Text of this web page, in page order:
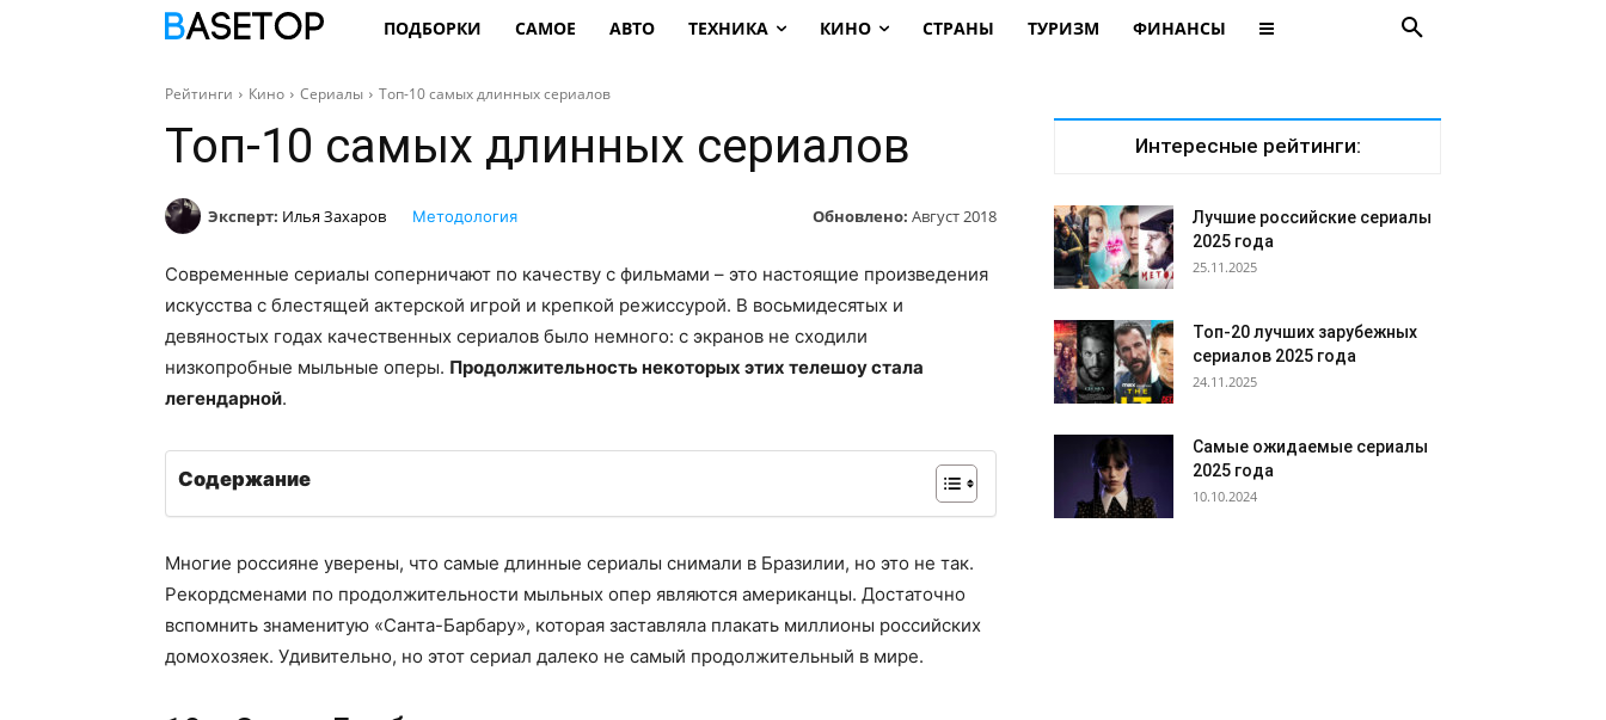
ПОДБОРКИ САМОЕ АВТО ТЕХНИКА КИНО СТРАНЫ ТУРИЗМ ФИНАНСЫ
Рейтинги Кино Сериалы Топ-10 самых длинных сериалов
Топ-10 самых длинных сериалов
Эксперт: Илья Захаров Обновлено: Август 2018
Методология
Современные сериалы соперничают по качеству с фильмами – это настоящие произведения
искусства с блестящей актерской игрой и крепкой режиссурой. В восьмидесятых и
девяностых годах качественных сериалов было немного: с экранов не сходили
низкопробные мыльные оперы. Продолжительность некоторых этих телешоу стала
легендарной.
Содержание
Многие россияне уверены, что самые длинные сериалы снимали в Бразилии, но это не так.
Рекордсменами по продолжительности мыльных опер являются американцы. Достаточно
вспомнить знаменитую «Санта-Барбару», которая заставляла плакать миллионы российских
домохозяек. Удивительно, но этот сериал далеко не самый продолжительный в мире.
Интересные рейтинги:
Лучшие российские сериалы
2025 года
25.11.2025
Топ-20 лучших зарубежных
сериалов 2025 года
24.11.2025
Самые ожидаемые сериалы
2025 года
10.10.2024